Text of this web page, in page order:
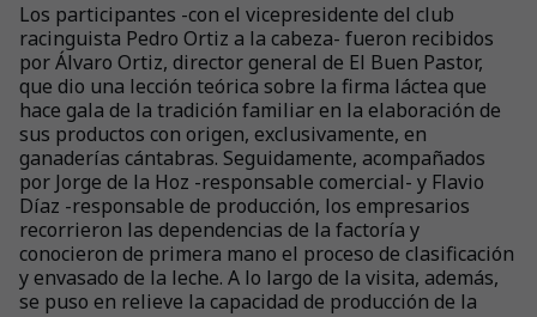
Los participantes -con el vicepresidente del club
racinguista Pedro Ortiz a la cabeza- fueron recibidos
por Álvaro Ortiz, director general de El Buen Pastor,
que dio una lección teórica sobre la firma láctea que
hace gala de la tradición familiar en la elaboración de
sus productos con origen, exclusivamente, en
ganaderías cántabras. Seguidamente, acompañados
por Jorge de la Hoz -responsable comercial- y Flavio
Díaz -responsable de producción, los empresarios
recorrieron las dependencias de la factoría y
conocieron de primera mano el proceso de clasificación
y envasado de la leche. A lo largo de la visita, además,
se puso en relieve la capacidad de producción de la